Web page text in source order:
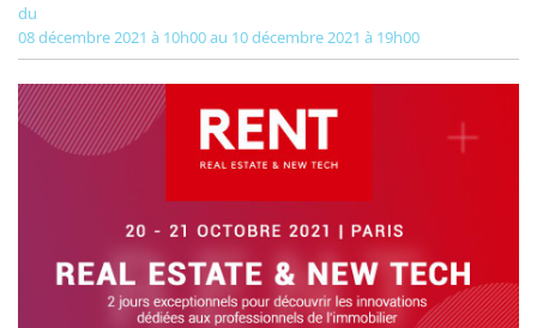
du
08 décembre 2021 à 10h00 au 10 décembre 2021 à 19h00